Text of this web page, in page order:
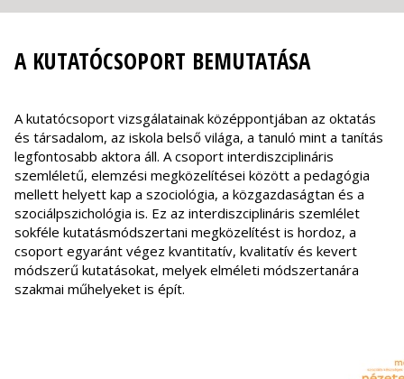
A KUTATÓCSOPORT BEMUTATÁSA
A kutatócsoport vizsgálatainak középpontjában az oktatás
és társadalom, az iskola belső világa, a tanuló mint a tanítás
legfontosabb aktora áll. A csoport interdiszciplináris
szemléletű, elemzési megközelítései között a pedagógia
mellett helyett kap a szociológia, a közgazdaságtan és a
szociálpszichológia is. Ez az interdiszciplináris szemlélet
sokféle kutatásmódszertani megközelítést is hordoz, a
csoport egyaránt végez kvantitatív, kvalitatív és kevert
módszerű kutatásokat, melyek elméleti módszertanára
szakmai műhelyeket is épít.